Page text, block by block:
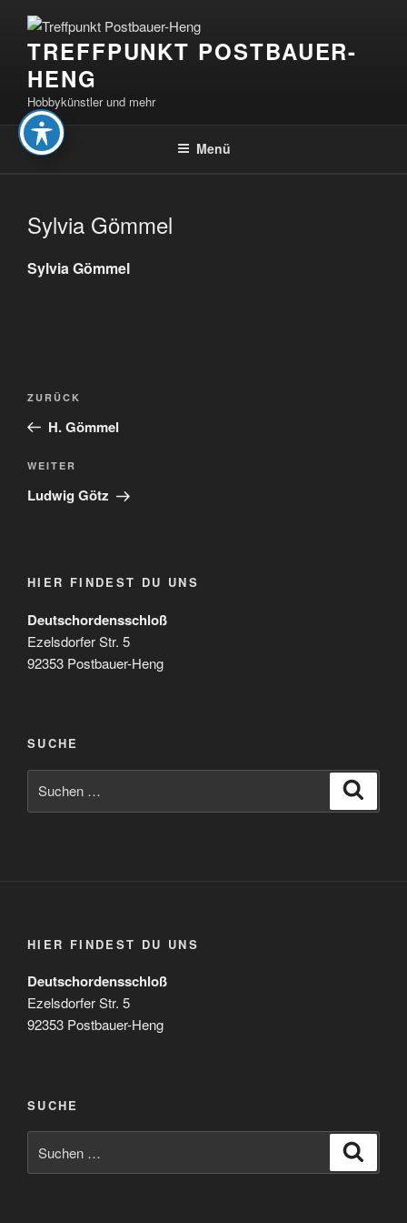
Inhalt
springenTREFFPUNKT POSTBAUER-
HENG
Hobbykünstler und mehr
Menü
Sylvia Gömmel
Sylvia Gömmel
Beitragsnavigation
Vorheriger
Beitrag
ZURÜCK
H. Gömmel
Nächster
Beitrag
WEITER
Ludwig Götz
HIER FINDEST DU UNS
Deutschordensschloß
Ezelsdorfer Str. 5
92353 Postbauer-Heng
SUCHE
nach:
HIER FINDEST DU UNS
Deutschordensschloß
Ezelsdorfer Str. 5
92353 Postbauer-Heng
SUCHE
nach: